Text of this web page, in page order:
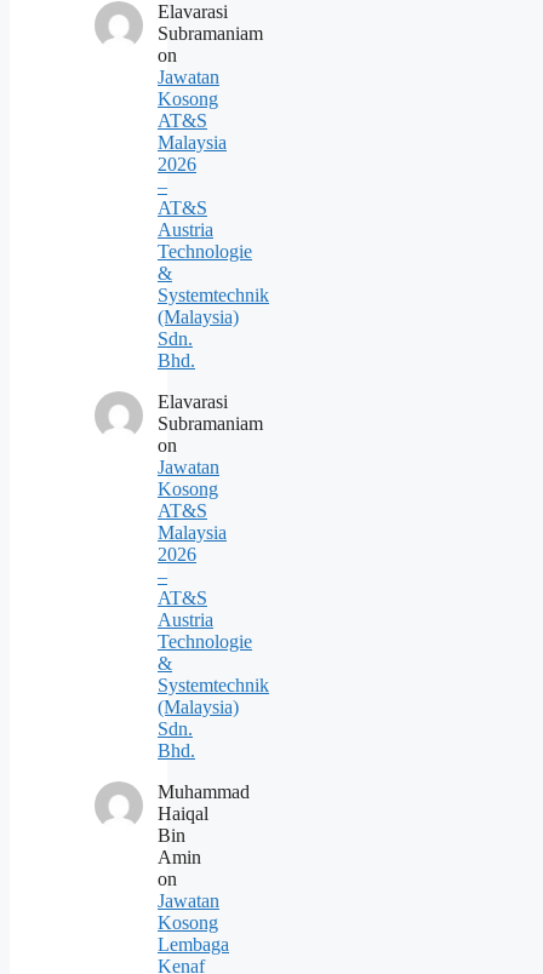
Elavarasi
Subramaniam
on
Jawatan
Kosong
AT&S
Malaysia
2026
–
AT&S
Austria
Technologie
&
Systemtechnik
(Malaysia)
Sdn.
Bhd.
Elavarasi
Subramaniam
on
Jawatan
Kosong
AT&S
Malaysia
2026
–
AT&S
Austria
Technologie
&
Systemtechnik
(Malaysia)
Sdn.
Bhd.
Muhammad
Haiqal
Bin
Amin
on
Jawatan
Kosong
Lembaga
Kenaf